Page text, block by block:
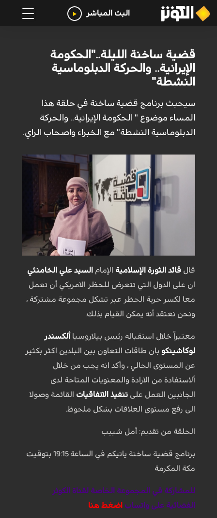
البث المباشر
قضية ساخنة الليلة.."الحكومة
الإيرانية.. والحركة الدبلوماسية
النشطة"
سيحبث برنامج قضية ساخنة في حلقة هذا
المساء موضوع " الحكومة الإيرانية.. والحركة
الدبلوماسية النشطة" مع الخبراء واصحاب الراي.
قال قائد الثورة الإسلامية الإمام السيد علي الخامنئي
ان على الدول التي تتعرض للحظر الامريكي أن تعمل
معا لكسر حربة الحظر عبر تشكل مجموعة مشتركة ،
ونحن نعتقد أنه يمكن القيام بذلك.
معتبراً خلال استقباله رئيس بيلاروسيا ألكسندر
لوكاشينكو بان طاقات التعاون بين البلدين اكثر بكثير
عن المستوى الحالي ، وأكد انه يجب من خلال
ألاستفادة من الارادة والمعنويات المتاحة لدى
الجانبين العمل على تنفيذ الاتفاقيات القائمة وصولا
الى رفع مستوى العلاقات بشكل ملحوظ.
الحلقة من تقديم: أمل شبيب
برنامج قضية ساخنة ياتيكم في الساعة 19:15 بتوقيت
مكة المكرمة
للمشاركة في المجموعة الخاصة لقناة الكوثر
الفضائية على واتساب اضغط هنا